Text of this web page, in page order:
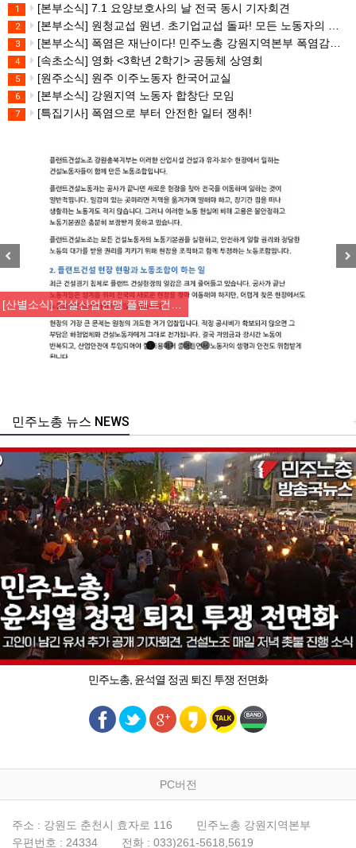
1 [본부소식] 7.1 요양보호사의 날 전국 동시 기자회견
2 [본부소식] 원청교섭 원년. 초기업교섭 돌파! 모든 노동자의 노동기본권 쟁취! 민주노총 7.15 총파업대회
3 [본부소식] 폭염은 재난이다! 민주노총 강원지역본부 폭염감시단 선포 기자회견
4 [속초소식] 영화 <3학년 2학기> 공동체 상영회
5 [원주소식] 원주 이주노동자 한국어교실
6 [본부소식] 강원지역 노동자 합창단 모임
7 [특집기사] 폭염으로 부터 안전한 일터 쟁취!
[산별소식] 건설산업연맹 플랜트건…
주노총 뉴스 NEWS
민주노총, 윤석열 정권 퇴진 투쟁 전면화
PC버전
주소 : 강원도 춘천시 효자로 116
민주노총 강원지역본부
우편번호 : 24334
전화 : 033)261-5618,5619